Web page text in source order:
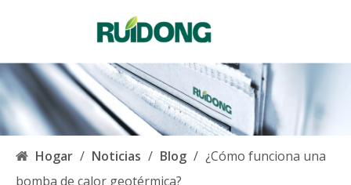
简体中文
العربية
Français
Pусский
Hogar / Noticias / Blog / ¿Cómo funciona una
bomba de calor geotérmica?